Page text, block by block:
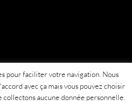
pour faciliter votre navigation. Nous
avec ça mais vous pouvez choisir
collectons aucune donnée personnelle.